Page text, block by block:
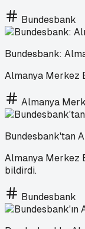
Bundesbank
Bundesbank:
Almanya Merkez
Almanya
Bundesbank'tan
Almanya Merkez
bildirdi.
Bundesbank